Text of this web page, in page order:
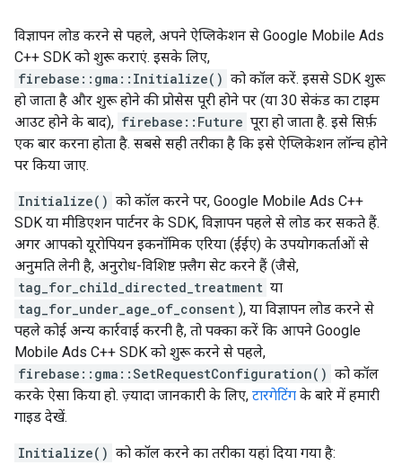
विज्ञापन लोड करने से पहले, अपने ऐप्लिकेशन से Google Mobile Ads
C++ SDK को शुरू कराएं. इसके लिए,
firebase::gma::Initialize() को कॉल करें. इससे SDK शुरू
हो जाता है और शुरू होने की प्रोसेस पूरी होने पर (या 30 सेकंड का टाइम
आउट होने के बाद), firebase::Future पूरा हो जाता है. इसे सिर्फ़
एक बार करना होता है. सबसे सही तरीका है कि इसे ऐप्लिकेशन लॉन्च होने
पर किया जाए.
Initialize() को कॉल करने पर, Google Mobile Ads C++
SDK या मीडिएशन पार्टनर के SDK, विज्ञापन पहले से लोड कर सकते हैं.
अगर आपको यूरोपियन इकनॉमिक एरिया (ईईए) के उपयोगकर्ताओं से
अनुमति लेनी है, अनुरोध-विशिष्ट फ़्लैग सेट करने हैं (जैसे,
tag_for_child_directed_treatment या
tag_for_under_age_of_consent ), या विज्ञापन लोड करने से
पहले कोई अन्य कार्रवाई करनी है, तो पक्का करें कि आपने Google
Mobile Ads C++ SDK को शुरू करने से पहले,
firebase::gma::SetRequestConfiguration() को कॉल
करके ऐसा किया हो. ज़्यादा जानकारी के लिए, टारगेटिंग के बारे में हमारी
गाइड देखें.
Initialize() को कॉल करने का तरीका यहां दिया गया है: